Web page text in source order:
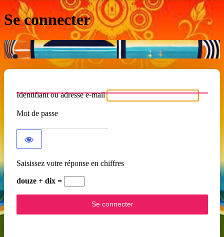
Se connecter
Identifiant ou adresse e-mail
Mot de passe
Saisissez votre réponse en chiffres
douze + dix =